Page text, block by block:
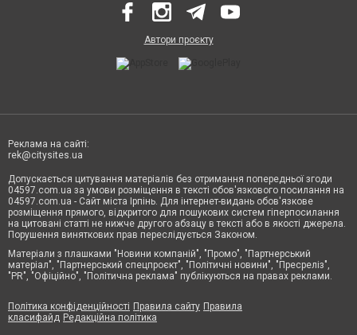
Автори проєкту
Реклама на сайті:
rek@citysites.ua
Допускається цитування матеріалів без отримання попередньої згоди
04597.com.ua за умови розміщення в тексті обов'язкового посилання на
04597.com.ua - Сайт міста Ірпінь. Для інтернет-видань обов'язкове
розміщення прямого, відкритого для пошукових систем гіперпосилання
на цитовані статті не нижче другого абзацу в тексті або в якості джерела.
Порушення виняткових прав переслідується Законом.
Матеріали з плашками "Новини компаній", "Промо", "Партнерський
матеріал", "Партнерський спецпроєкт", "Політичні новини", "Пресреліз",
"PR", "Офіційно", "Політична реклама" публікуються на правах реклами.
Політика конфіденційності Правила сайту Правила
класифайд Редакційна політика